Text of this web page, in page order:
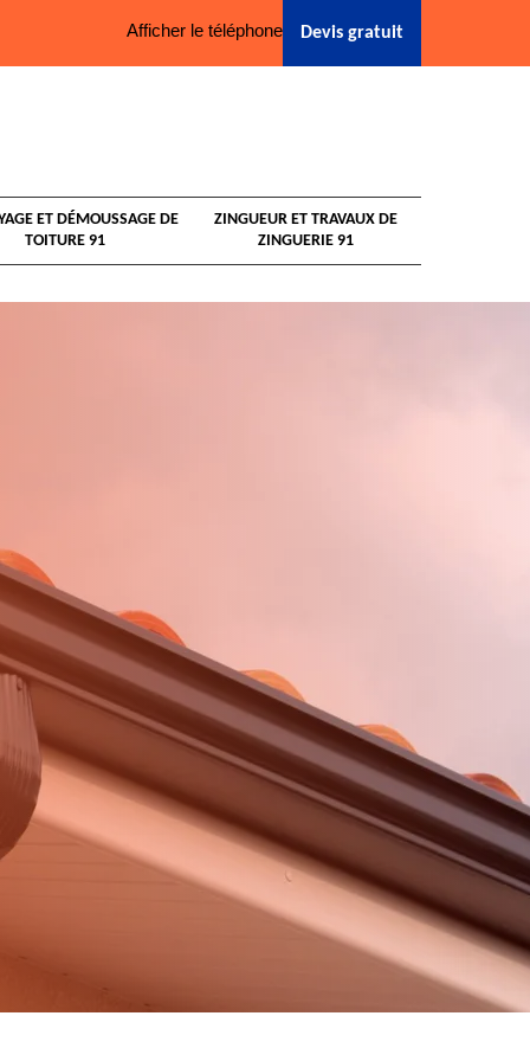
Afficher le téléphone Devis gratuit
ET DÉMOUSSAGE DE
TOITURE 91
ZINGUEUR ET TRAVAUX DE
ZINGUERIE 91